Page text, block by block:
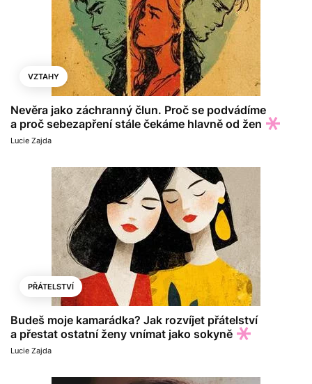
VZTAHY
Nevěra jako záchranný člun. Proč se podvádíme
a proč sebezapření stále čekáme hlavně od žen
Lucie Zajda
PŘÁTELSTVÍ
Budeš moje kamarádka? Jak rozvíjet přátelství
a přestat ostatní ženy vnímat jako sokyně
Lucie Zajda